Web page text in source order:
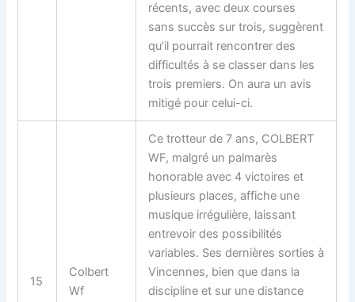
récents, avec deux courses
sans succès sur trois, suggèrent
qu’il pourrait rencontrer des
difficultés à se classer dans les
trois premiers. On aura un avis
mitigé pour celui-ci.
15
Colbert
Wf
Ce trotteur de 7 ans, COLBERT
WF, malgré un palmarès
honorable avec 4 victoires et
plusieurs places, affiche une
musique irrégulière, laissant
entrevoir des possibilités
variables. Ses dernières sorties à
Vincennes, bien que dans la
discipline et sur une distance